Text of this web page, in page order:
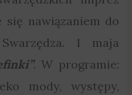
się nawiązaniem do
1 maja
. W programie:
mody, występy,